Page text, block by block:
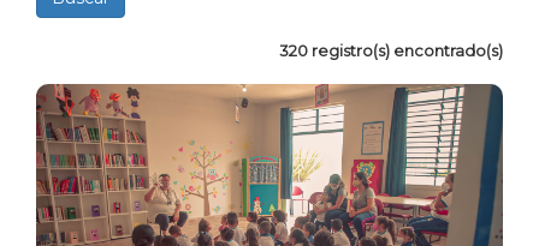
320 registro(s) encontrado(s)